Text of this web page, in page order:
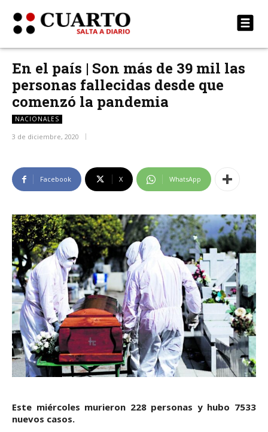
En el país | Son más de 39 mil las
personas fallecidas desde que
comenzó la pandemia
NACIONALES
3 de diciembre, 2020
Facebook X WhatsApp
Este miércoles murieron 228 personas y hubo 7533
nuevos casos.